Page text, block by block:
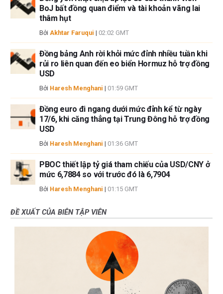
BoJ bất đồng quan điểm và tài khoản vãng lai
thâm hụt
Bởi Akhtar Faruqui | 02:02 GMT
Đồng bảng Anh rời khỏi mức đỉnh nhiều tuần khi
rủi ro liên quan đến eo biển Hormuz hỗ trợ đồng
USD
Bởi Haresh Menghani | 01:59 GMT
Đồng euro đi ngang dưới mức đỉnh kể từ ngày
17/6, khi căng thẳng tại Trung Đông hỗ trợ đồng
USD
Bởi Haresh Menghani | 01:36 GMT
PBOC thiết lập tỷ giá tham chiếu của USD/CNY ở
mức 6,7884 so với trước đó là 6,7904
Bởi Haresh Menghani | 01:15 GMT
ĐỀ XUẤT CỦA BIÊN TẬP VIÊN